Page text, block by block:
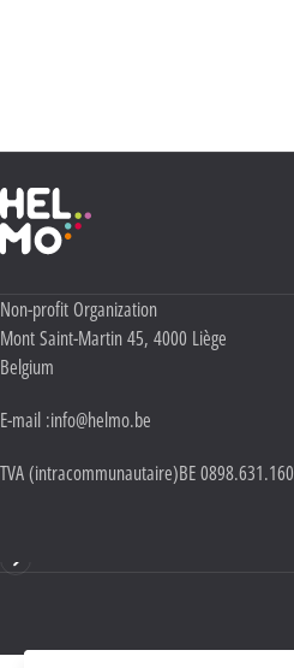
Haute École Libre Mosane
Adresse :
Non-profit Organization
Mont Saint-Martin 45, 4000 Liège
Belgium
E-mail :info@helmo.be
TVA (intracommunautaire)BE 0898.631.160